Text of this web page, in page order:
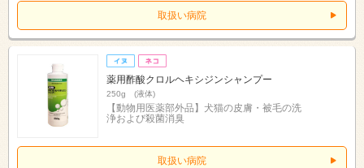
取扱い病院
薬用酢酸クロルヘキシジンシャンプー
250g (液体)
【動物用医薬部外品】犬猫の皮膚・被毛の洗
浄および殺菌消臭
取扱い病院